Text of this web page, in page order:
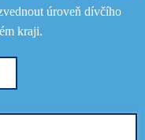
úroveň dívčího
kraji.